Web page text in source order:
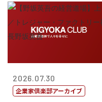
2026.07.30
企業家倶楽部アーカイブ